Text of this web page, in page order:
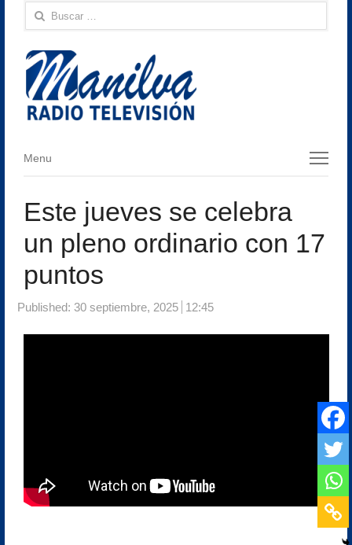
Buscar:
Menu
Menu
Este jueves se celebra
un pleno ordinario con 17
puntos
Published: 30 septiembre, 2025 12:45